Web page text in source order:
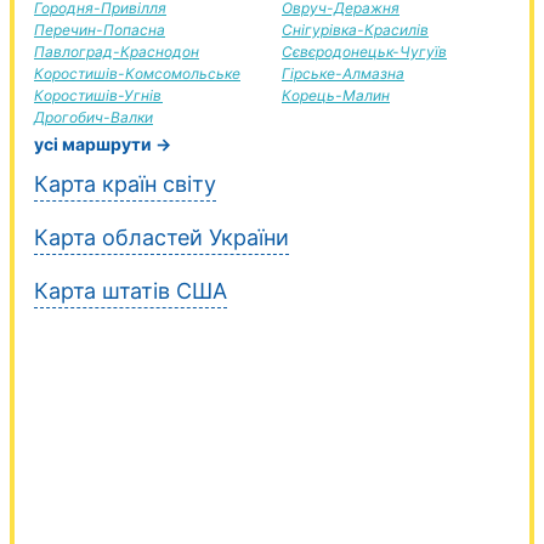
Городня-Привілля
Перечин-Попасна
Павлоград-Краснодон
Коростишів-Комсомольське
Коростишів-Угнів
Дрогобич-Валки
Овруч-Деражня
Снігурівка-Красилів
Сєвєродонецьк-Чугуїв
Гірське-Алмазна
Корець-Малин
усі маршрути →
Карта країн світу
Карта областей України
Карта штатів США